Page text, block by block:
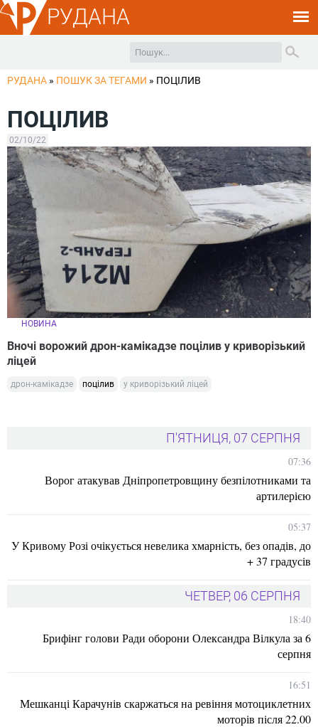
РУДАНА
РУДАНА » ПОШУК ЗА ТЕГАМИ » ПОЦІЛИВ
ПОЦІЛИВ
02/10/22
НОВИНА
Вночі ворожий дрон-камікадзе поцілив у криворізький
ліцей
дрон-камікадзе поцілив у криворізький ліцей
П'ЯТНИЦЯ, 07 СЕРПНЯ
07:36
Ворог атакував Дніпропетровщину безпілотниками та
артилерією
05:37
У Кривому Розі очікується невелика хмарність, без опадів, до
+ 37 градусів
ЧЕТВЕР, 06 СЕРПНЯ
18:40
Брифінг голови Ради оборони Олександра Вілкула за 6
серпня
16:51
Мешканці Карачунів скаржаться на ревіння мотоциклетних
моторів після 22.00